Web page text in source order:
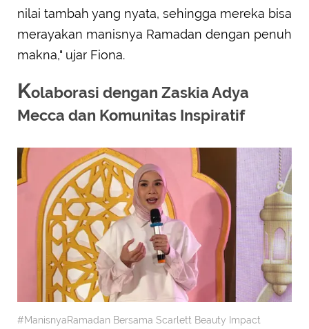
nilai tambah yang nyata, sehingga mereka bisa
merayakan manisnya Ramadan dengan penuh
makna," ujar Fiona.
Kolaborasi dengan Zaskia Adya
Mecca dan Komunitas Inspiratif
#ManisnyaRamadan Bersama Scarlett Beauty Impact